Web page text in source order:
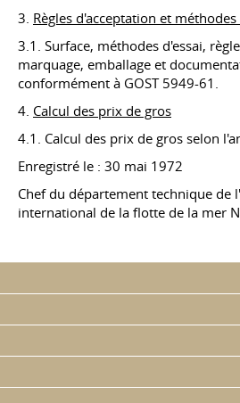
3. Règles d'acceptation et
3.1. Surface, méthodes d'essai,
marquage, emballage et
conformément à GOST 5949-61.
4. Calcul des prix de gros
4.1. Calcul des prix de gros selon
Enregistré le : 30 mai 1972
Chef du département technique de
international de la flotte de la mer